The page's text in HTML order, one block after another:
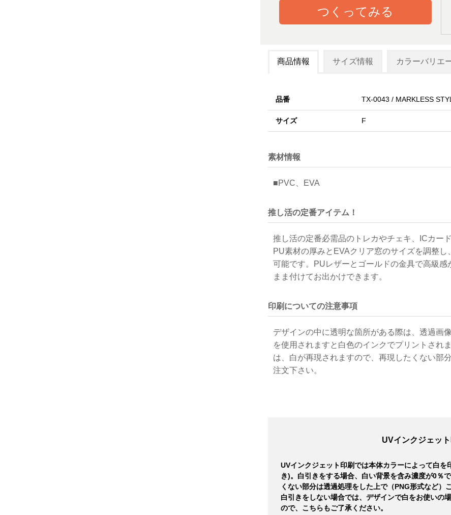
つくってみる
商品情報 サイズ情報 カラーバリエ
品番 TX-0043 / MARKLESS
サイズ F
素材情報
■PVC、EVA
推し活の定番アイテム！
推し活の定番必需品のトレカやチェキ、ICカー
PU素材の厚みとEVAクリア窓のサイズを調整
可能です。PUレザーとゴールドの金具で高級
まま付けてお出かけできます。
印刷についての注意事項
デザインの中に透明な箇所がある際は、透過画
を使用されますと白色のインクでプリントされ
は、白が再現されますので、再現したくない部
注文下さい。
UVインクジェッ
UVインクジェット印刷では本体カラーによって白を
き)。白引きをする場合、白い背景を含み濃度が0％
くない部分は透過処理をした上で（PNG形式など）
白引きをしない場合では、デザインで白をお使いの
ので、こちらもご了承ください。